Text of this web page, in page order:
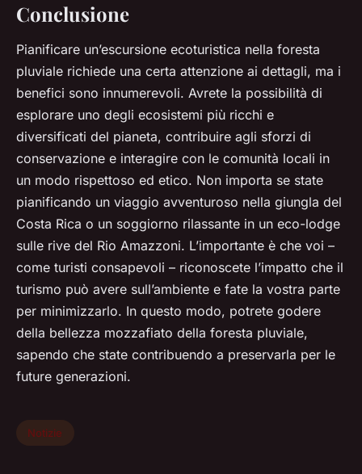
Conclusione
Pianificare un’escursione ecoturistica nella foresta
pluviale richiede una certa attenzione ai dettagli, ma i
benefici sono innumerevoli. Avrete la possibilità di
esplorare uno degli ecosistemi più ricchi e
diversificati del pianeta, contribuire agli sforzi di
conservazione e interagire con le comunità locali in
un modo rispettoso ed etico. Non importa se state
pianificando un viaggio avventuroso nella giungla del
Costa Rica o un soggiorno rilassante in un eco-lodge
sulle rive del Rio Amazzoni. L’importante è che voi –
come turisti consapevoli – riconoscete l’impatto che il
turismo può avere sull’ambiente e fate la vostra parte
per minimizzarlo. In questo modo, potrete godere
della bellezza mozzafiato della foresta pluviale,
sapendo che state contribuendo a preservarla per le
future generazioni.
Notizie